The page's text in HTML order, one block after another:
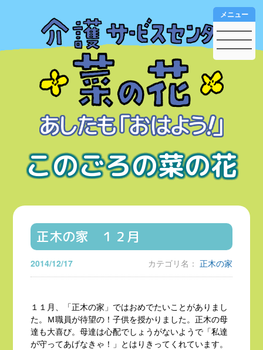
このごろの菜の花
メニュー
正木の家 １２月
2014/12/17 カテゴリ名： 正木の家
１１月、「正木の家」ではおめでたいことがありまし
た。Ｍ職員が待望の！子供を授かりました。正木の母
達も大喜び。母達は心配でしょうがないようで「私達
が守ってあげなきゃ！」とはりきってくれています。